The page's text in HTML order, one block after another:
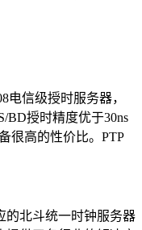
电信级授时服务器，
BD授时精度优于30ns
很高的性价比。PTP
的北斗统一时钟服务器